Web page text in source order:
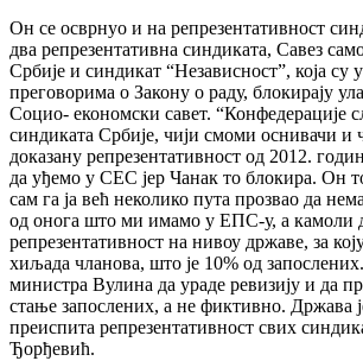
Он се осврнуо и на репрезентативност
два репрезентативна синдиката, Савез
Србиjе и синдикат “Независност”, коjа су
преговорима о Закону о раду, блокираjу
Социо- економски савет. “Конфедерациjе
синдиката Србиjе, чиjи смоми оснивачи и
доказану репрезентативност од 2012.
да уђемо у СЕС jер Чанак то блокира. Он
сам га jа већ неколико пута прозвао да
од онога што ми имамо у ЕПС-у, а камоли
репрезентативност на нивоу државе, за
хиљада чланова, што jе 10% од
министра Вулина да ураде ревизиjу и да
стање запослених, а не фиктивно. Држава
преиспита репрезентативност свих
Ђорђевић.